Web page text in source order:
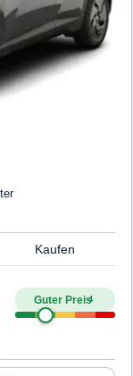
Kaufen
Guter Preis4